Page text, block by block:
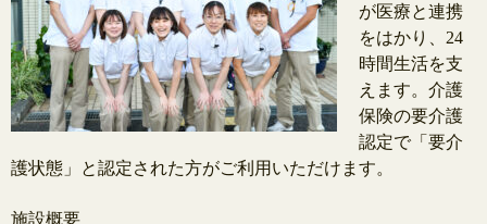
が医療と連携
をはかり、24
時間生活を支
えます。介護
保険の要介護
認定で「要介
護状態」と認定された方がご利用いただけます。
施設概要